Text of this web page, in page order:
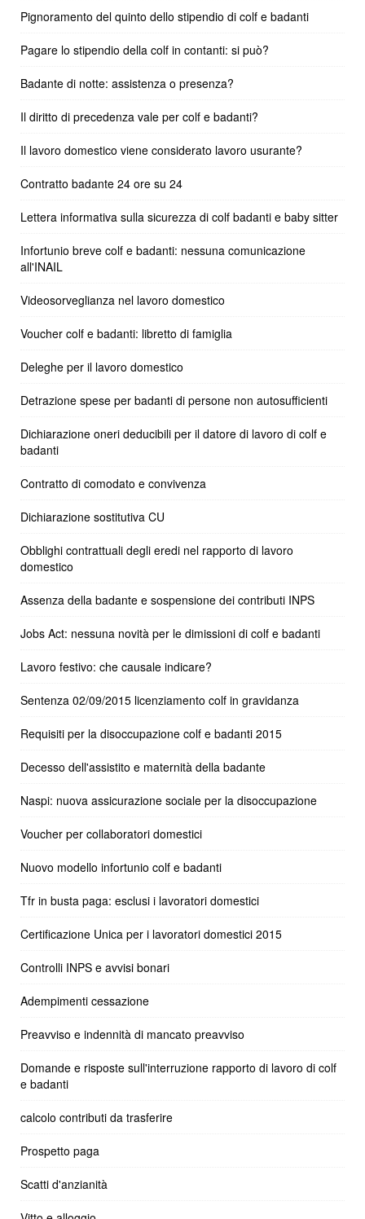
Pignoramento del quinto dello stipendio di colf e badanti
Pagare lo stipendio della colf in contanti: si può?
Badante di notte: assistenza o presenza?
Il diritto di precedenza vale per colf e badanti?
Il lavoro domestico viene considerato lavoro usurante?
Contratto badante 24 ore su 24
Lettera informativa sulla sicurezza di colf badanti e baby sitter
Infortunio breve colf e badanti: nessuna comunicazione
all'INAIL
Videosorveglianza nel lavoro domestico
Voucher colf e badanti: libretto di famiglia
Deleghe per il lavoro domestico
Detrazione spese per badanti di persone non autosufficienti
Dichiarazione oneri deducibili per il datore di lavoro di colf e
badanti
Contratto di comodato e convivenza
Dichiarazione sostitutiva CU
Obblighi contrattuali degli eredi nel rapporto di lavoro
domestico
Assenza della badante e sospensione dei contributi INPS
Jobs Act: nessuna novità per le dimissioni di colf e badanti
Lavoro festivo: che causale indicare?
Sentenza 02/09/2015 licenziamento colf in gravidanza
Requisiti per la disoccupazione colf e badanti 2015
Decesso dell'assistito e maternità della badante
Naspi: nuova assicurazione sociale per la disoccupazione
Voucher per collaboratori domestici
Nuovo modello infortunio colf e badanti
Tfr in busta paga: esclusi i lavoratori domestici
Certificazione Unica per i lavoratori domestici 2015
Controlli INPS e avvisi bonari
Adempimenti cessazione
Preavviso e indennità di mancato preavviso
Domande e risposte sull'interruzione rapporto di lavoro di colf
e badanti
calcolo contributi da trasferire
Prospetto paga
Scatti d'anzianità